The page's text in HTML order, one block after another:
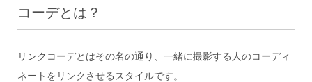
コーデとは？
リンクコーデとはその名の通り、一緒に撮影する人のコーディ
ネートをリンクさせるスタイルです。